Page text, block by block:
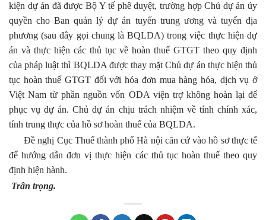
kiện dự án đã được Bộ Y tế phê duyệt, trường hợp Chủ dự án ủy
quyền cho Ban quản lý dự án tuyến trung ương và tuyến địa
phương (sau đây gọi chung là BQLDA) trong việc thực hiện dự
án và thực hiện các thủ tục về hoàn thuế GTGT theo quy định
của pháp luật thì BQLDA được thay mặt Chủ dự án thực hiện thủ
tục hoàn thuế GTGT đối với hóa đơn mua hàng hóa, dịch vụ ở
Việt Nam từ phần nguồn vốn ODA viện trợ không hoàn lại để
phục vụ dự án. Chủ dự án chịu trách nhiệm về tính chính xác,
tính trung thực của hồ sơ hoàn thuế của BQLDA.
Đề nghị Cục Thuế thành phố Hà nội căn cứ vào hồ sơ thực tế
để hướng dẫn đơn vị thực hiện các thủ tục hoàn thuế theo quy
định hiện hành.
Trân trọng.